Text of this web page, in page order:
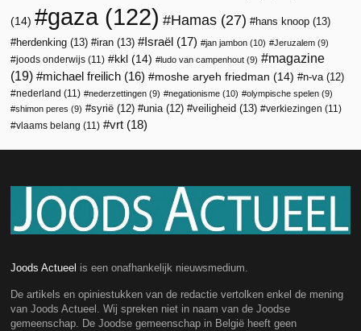
(14) gaza (122) Hamas (27) hans knoop (13)
herdenking (13) iran (13) Israël (17) jan jambon (10) Jeruzalem (9)
joods onderwijs (11) kkl (14) ludo van campenhout (9)
magazine
(19)
michael freilich (16) moshe aryeh friedman (14) n-va (12)
nederland (11) nederzettingen (9) negationisme (10) olympische spelen (9)
shimon peres (9) syrië (12) unia (12) veiligheid (13) verkiezingen (11)
vlaams belang (11) vrt (18)
Joods Actueel is een onafhankelijk nieuwsmedium.
De artikels en opiniestukken van de redactie vertolken enkel de mening
van Joods Actueel. Wij spreken niet in naam van de Joodse
gemeenschap. De Joodse gemeenschap in België heeft geen